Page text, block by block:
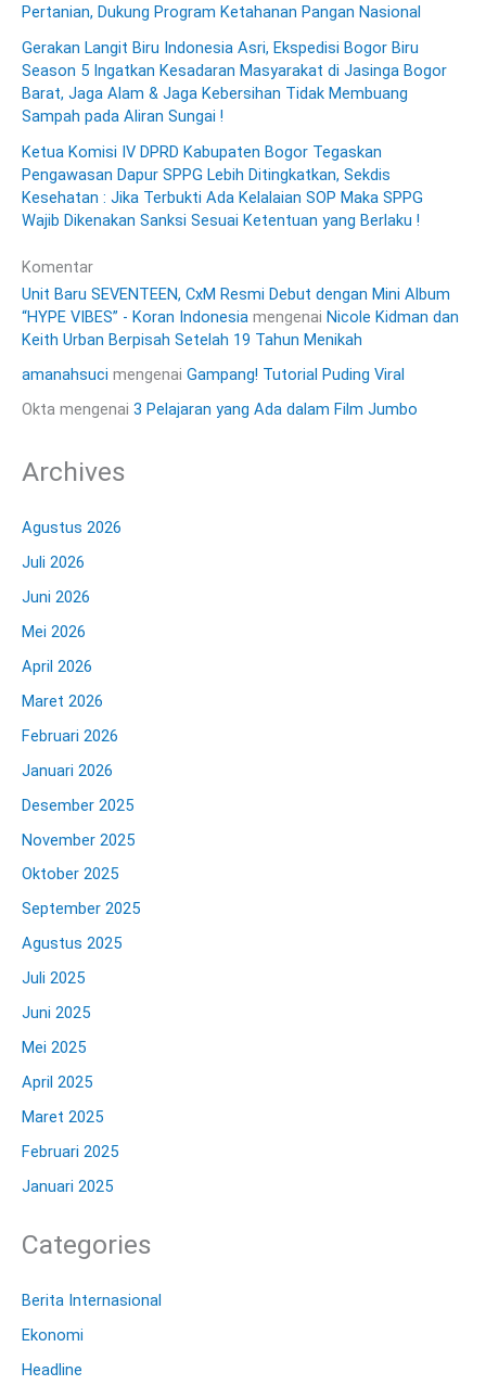
Pertanian, Dukung Program Ketahanan Pangan Nasional
Gerakan Langit Biru Indonesia Asri, Ekspedisi Bogor Biru
Season 5 Ingatkan Kesadaran Masyarakat di Jasinga Bogor
Barat, Jaga Alam & Jaga Kebersihan Tidak Membuang
Sampah pada Aliran Sungai !
Ketua Komisi IV DPRD Kabupaten Bogor Tegaskan
Pengawasan Dapur SPPG Lebih Ditingkatkan, Sekdis
Kesehatan : Jika Terbukti Ada Kelalaian SOP Maka SPPG
Wajib Dikenakan Sanksi Sesuai Ketentuan yang Berlaku !
Komentar
Unit Baru SEVENTEEN, CxM Resmi Debut dengan Mini Album
“HYPE VIBES” - Koran Indonesia mengenai Nicole Kidman dan
Keith Urban Berpisah Setelah 19 Tahun Menikah
amanahsuci mengenai Gampang! Tutorial Puding Viral
Okta mengenai 3 Pelajaran yang Ada dalam Film Jumbo
Archives
Agustus 2026
Juli 2026
Juni 2026
Mei 2026
April 2026
Maret 2026
Februari 2026
Januari 2026
Desember 2025
November 2025
Oktober 2025
September 2025
Agustus 2025
Juli 2025
Juni 2025
Mei 2025
April 2025
Maret 2025
Februari 2025
Januari 2025
Categories
Berita Internasional
Ekonomi
Headline